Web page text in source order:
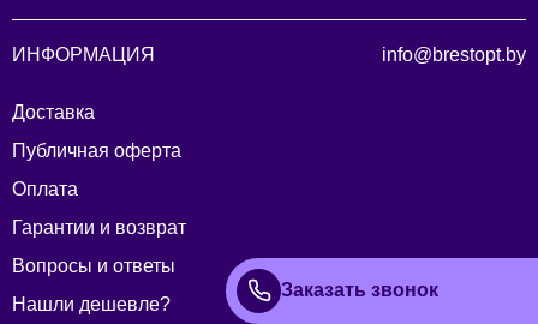
ИНФОРМАЦИЯ
Доставка
Публичная оферта
Оплата
Гарантии и возврат
Вопросы и ответы
Нашли дешевле?
info@brestopt.by
Заказать звонок